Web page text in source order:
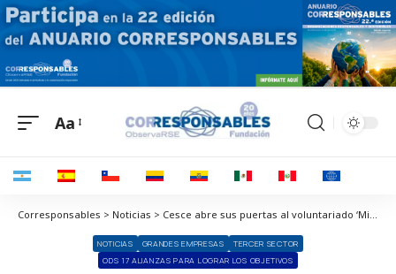
Aa
Corresponsables > Noticias > Cesce abre sus puertas al voluntariado ‘Mi abuelo es la caña’ de Adopta un Abuelo”
NOTICIAS GRANDES EMPRESAS
TERCER SECTOR
ODS 17 ALIANZAS PARA LOGRAR LOS OBJETIVOS